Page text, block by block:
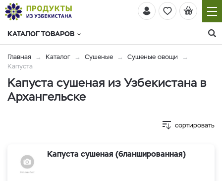
КАТАЛОГ ТОВАРОВ
Главная Каталог Сушеные
Сушеные овощи
Капуста
Капуста сушеная из Узбекистана в
Архангельске
сортировать
Капуста сушеная (бланшированная)